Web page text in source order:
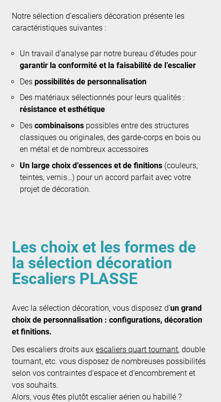
Notre sélection d’escaliers décoration présente les
caractéristiques suivantes :
Un travail d’analyse par notre bureau d’études pour
garantir la conformité et la faisabilité de l’escalier
Des possibilités de personnalisation
Des matériaux sélectionnés pour leurs qualités :
résistance et esthétique
Des combinaisons possibles entre des structures
classiques ou originales, des garde-corps en bois ou
en métal et de nombreux accessoires
Un large choix d’essences et de finitions (couleurs,
teintes, vernis…) pour un accord parfait avec votre
projet de décoration.
Les choix et les formes de
la sélection décoration
Escaliers PLASSE
Avec la sélection décoration, vous disposez d’un grand
choix de personnalisation : configurations, décoration
et finitions.
Des escaliers droits aux escaliers quart tournant, double
tournant, etc. vous disposez de nombreuses possibilités
selon vos contraintes d’espace et d’encombrement et
vos souhaits.
Alors, vous êtes plutôt escalier aérien ou habillé ?